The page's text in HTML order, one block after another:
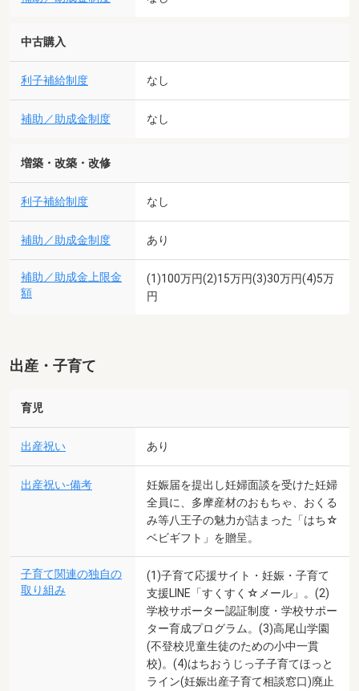
中古購入
利子補給制度 なし
補助／助成金制度 なし
増築・改築・改修
利子補給制度 なし
補助／助成金制度 あり
補助／助成金上限金
額
(1)100万円(2)15万円(3)30万円(4)5万
円
出産・子育て
育児
出産祝い あり
出産祝い-備考
妊娠届を提出し妊婦面談を受けた妊婦
全員に、多摩産材のおもちゃ、おくる
み等八王子の魅力が詰まった「はち☆
ベビギフト」を贈呈。
子育て関連の独自の
取り組み
(1)子育て応援サイト・妊娠・子育て
支援LINE「すくすく☆メール」。(2)
学校サポーター認証制度・学校サポー
ター育成プログラム。(3)高尾山学園
(不登校児童生徒のための小中一貫
校)。(4)はちおうじっ子子育てほっと
ライン(妊娠出産子育て相談窓口)廃止